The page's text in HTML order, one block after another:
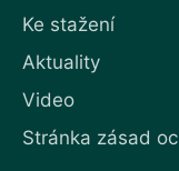
Ke stažení
Aktuality
Video
Stránka zásad